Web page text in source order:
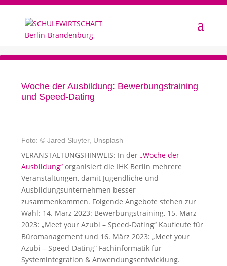
Woche der Ausbildung: Bewerbungstraining
und Speed-Dating
Foto: © Jared Sluyter, Unsplash
VERANSTALTUNGSHINWEIS: In der „Woche der
Ausbildung“ organisiert die IHK Berlin mehrere
Veranstaltungen, damit Jugendliche und
Ausbildungsunternehmen besser
zusammenkommen. Folgende Angebote stehen zur
Wahl: 14. März 2023: Bewerbungstraining, 15. März
2023: „Meet your Azubi – Speed-Dating“ Kaufleute für
Büromanagement und 16. März 2023: „Meet your
Azubi – Speed-Dating“ Fachinformatik für
Systemintegration & Anwendungsentwicklung.